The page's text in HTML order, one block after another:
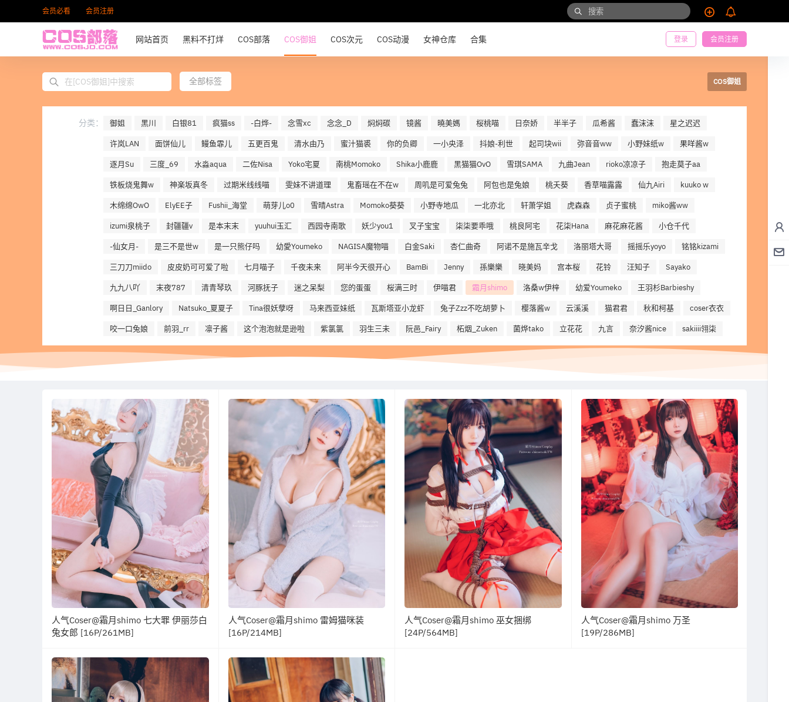
会员必看 会员注册
登录 会员注册
网站首页 黑料不打烊 COS部落 COS御姐 COS次元 COS动漫 女神仓库 合集
全部标签 COS御姐
分类： 御姐 黑川 白银81 疯猫ss -白烨- 念雪xc 念念_D 焖焖碳 镜酱 曉美媽 桜桃喵 日奈娇 半半子 瓜希酱 蠢沫沫 星之迟迟
许岚LAN 面饼仙儿 鳗鱼霏儿 五更百鬼 清水由乃 蜜汁猫裘 你的负卿 一小央泽 抖娘-利世 起司块wii 弥音音ww 小野妹纸w 果咩酱w
逐月Su 三度_69 水淼aqua 二佐Nisa Yoko宅夏 南桃Momoko Shika小鹿鹿 黑猫猫OvO 雪琪SAMA 九曲Jean rioko凉凉子 抱走莫子aa
铁板烧鬼舞w 神楽坂真冬 过期米线线喵 雯妹不讲道理 鬼畜瑶在不在w 周叽是可爱兔兔 阿包也是兔娘 桃夭葵 香草喵露露 仙九Airi kuuko w
木绵绵OwO ElyEE子 Fushii_海堂 萌芽儿o0 雪晴Astra Momoko葵葵 小野寺地瓜 一北亦北 轩萧学姐 虎森森 贞子蜜桃 miko酱ww
izumi泉桃子 封疆疆v 是本末末 yuuhui玉汇 西园寺南歌 妖少you1 叉子宝宝 柒柒要乖哦 桃良阿宅 花柒Hana 麻花麻花酱 小仓千代
-仙女月- 是三不是世w 是一只熊仔吗 幼愛Youmeko NAGISA魔物喵 白金Saki 杏仁曲奇 阿诺不是施瓦辛戈 洛丽塔大哥 摇摇乐yoyo 铭铭kizami
三刀刀miido 皮皮奶可可爱了啦 七月喵子 千夜未来 阿半今天很开心 BamBi Jenny 孫樂樂 晓美妈 宫本桜 花铃 汪知子 Sayako
九九八吖 末夜787 清青琴玖 河豚抚子 迷之呆梨 您的蛋蛋 桜满三时 伊喵君 霜月shimo 洛桑w伊梓 幼爱Youmeko 王羽杉Barbieshy
啊日日_Ganlory Natsuko_夏夏子 Tina很妖孽呀 马来西亚妹纸 瓦斯塔亚小龙虾 兔子Zzz不吃胡萝卜 樱落酱w 云溪溪 猫君君 秋和柯基 coser衣衣
咬一口兔娘 前羽_rr 凛子酱 这个泡泡就是逊啦 紫氯氯 羽生三未 阮邑_Fairy 柘烟_Zuken 菌烨tako 立花花 九言 奈汐酱nice sakiiii翎柒
人气Coser@霜月shimo 七大罪 伊丽莎白
兔女郎 [16P/261MB]
人气Coser@霜月shimo 雷姆猫咪装
[16P/214MB]
人气Coser@霜月shimo 巫女捆绑
[24P/564MB]
人气Coser@霜月shimo 万圣
[19P/286MB]